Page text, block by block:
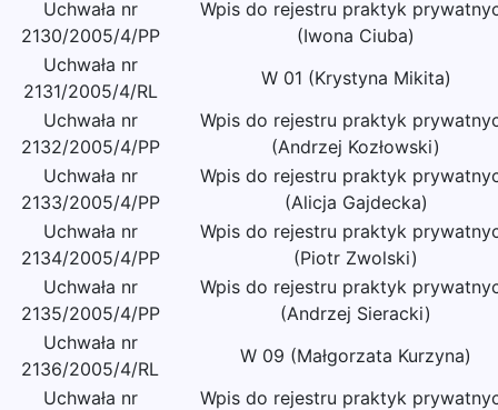
Uchwała nr
2130/2005/4/PP
Wpis do rejestru praktyk
(Iwona Ciuba)
Uchwała nr
2131/2005/4/RL
W 01 (Krystyna Mikita)
Uchwała nr
2132/2005/4/PP
Wpis do rejestru praktyk
(Andrzej Kozłowski)
Uchwała nr
2133/2005/4/PP
Wpis do rejestru praktyk
(Alicja Gajdecka)
Uchwała nr
2134/2005/4/PP
Wpis do rejestru praktyk
(Piotr Zwolski)
Uchwała nr
2135/2005/4/PP
Wpis do rejestru praktyk
(Andrzej Sieracki)
Uchwała nr
2136/2005/4/RL
W 09 (Małgorzata Kurzyna)
Uchwała nr
Wpis do rejestru praktyk